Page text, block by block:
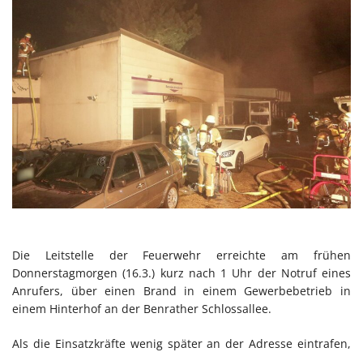
Die Leitstelle der Feuerwehr erreichte am frühen
Donnerstagmorgen (16.3.) kurz nach 1 Uhr der Notruf eines
Anrufers, über einen Brand in einem Gewerbebetrieb in
einem Hinterhof an der Benrather Schlossallee.
Als die Einsatzkräfte wenig später an der Adresse eintrafen,